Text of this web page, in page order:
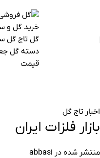
اخبار تاج گل
بازار فلزات ایران
منتشر شده در abbasi